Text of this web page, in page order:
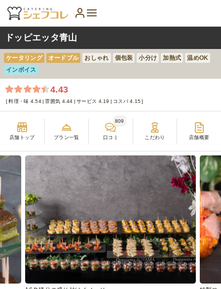
ドッピエッタ青山
ケータリング オードブル おしゃれ 個包装 小分け 加熱式
温めOK
インボイス
4.43
料理・味 4.54 雰囲気 4.44 サービス 4.19 コスパ 4.15
店舗トップ プラン一覧 口コミ
809
こだわり 店舗概要